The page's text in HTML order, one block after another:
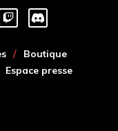
Boutique
Espace presse